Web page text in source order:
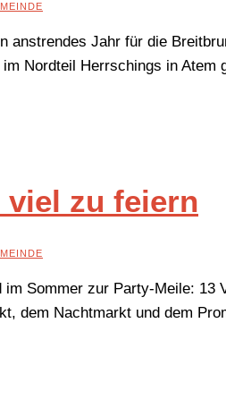
anstrendes Jahr für die
im Nordteil Herrschings in
viel zu feiern
im Sommer zur Party-Meile: 13
dem Nachtmarkt und dem